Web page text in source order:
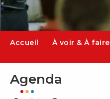
Accueil À voir & À faire
Agenda